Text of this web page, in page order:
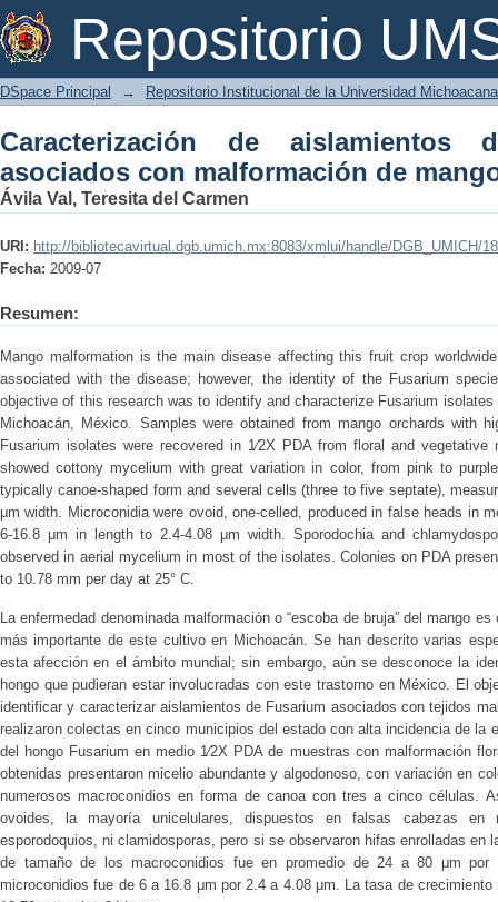
Repositorio
Caracterización de aislamientos de
mango en Michoacán
DSpace Principal → Repositorio Institucional de la Universidad
Caracterización de aislamientos
asociados con malformación de
Ávila Val, Teresita del Carmen
URI: http://bibliotecavirtual.dgb.umich.mx:8083/xmlui/handle/DGB_UMICH/
Fecha: 2009-07
Resumen:
Mango malformation is the main disease affecting this fruit crop
associated with the disease; however, the identity of the Fusarium
objective of this research was to identify and characterize Fusarium
Michoacán, México. Samples were obtained from mango orchards with
Fusarium isolates were recovered in 1⁄2X PDA from floral and
showed cottony mycelium with great variation in color, from pink to
typically canoe-shaped form and several cells (three to five septate),
μm width. Microconidia were ovoid, one-celled, produced in false heads in
6-16.8 μm in length to 2.4-4.08 μm width. Sporodochia and
observed in aerial mycelium in most of the isolates. Colonies on PDA
to 10.78 mm per day at 25° C.
La enfermedad denominada malformación o “escoba de bruja” del mango
más importante de este cultivo en Michoacán. Se han descrito varias
esta afección en el ámbito mundial; sin embargo, aún se desconoce la
hongo que pudieran estar involucradas con este trastorno en México. El
identificar y caracterizar aislamientos de Fusarium asociados con tejidos
realizaron colectas en cinco municipios del estado con alta incidencia de la
del hongo Fusarium en medio 1⁄2X PDA de muestras con malformación
obtenidas presentaron micelio abundante y algodonoso, con variación en
numerosos macroconidios en forma de canoa con tres a cinco células.
ovoides, la mayoría unicelulares, dispuestos en falsas cabezas en
esporodoquios, ni clamidosporas, pero si se observaron hifas enrolladas en
de tamaño de los macroconidios fue en promedio de 24 a 80 μm
microconidios fue de 6 a 16.8 μm por 2.4 a 4.08 μm. La tasa de